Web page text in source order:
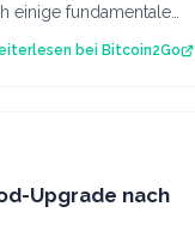
einige fundamentale
bei Bitcoin2Go
Upgrade nach